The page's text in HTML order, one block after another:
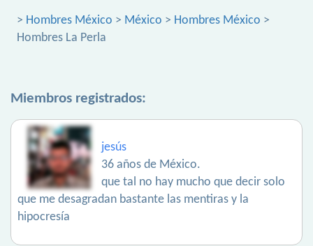
> Hombres México > México > Hombres México >
Hombres La Perla
Miembros registrados:
jesús
36 años de México.
que tal no hay mucho que decir solo
que me desagradan bastante las mentiras y la
hipocresía